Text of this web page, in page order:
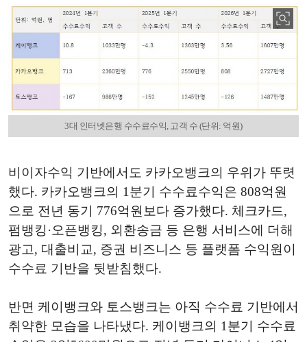
3대 인터넷은행 수수료수익, 고객 수 (단위: 억원)
비이자수익 기반에서도 카카오뱅크의 우위가 뚜렷
했다. 카카오뱅크의 1분기 수수료수익은 808억원
으로 전년 동기 776억원보다 증가했다. 체크카드,
펌뱅킹·오픈뱅킹, 외환송금 등 은행 서비스에 더해
광고, 대출비교, 증권 비즈니스 등 플랫폼 수익원이
수수료 기반을 뒷받침했다.
반면 케이뱅크와 토스뱅크는 아직 수수료 기반에서
취약한 모습을 나타냈다. 케이뱅크의 1분기 수수료